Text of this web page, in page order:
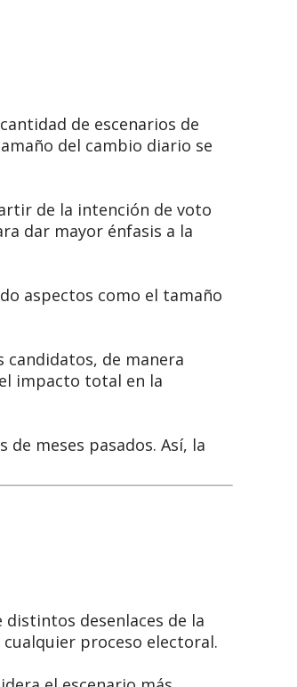
de escenarios de
del cambio diario se
de la intención de voto
dar mayor énfasis a la
aspectos como el tamaño
candidatos, de manera
impacto total en la
meses pasados. Así, la
desenlaces de la
proceso electoral.